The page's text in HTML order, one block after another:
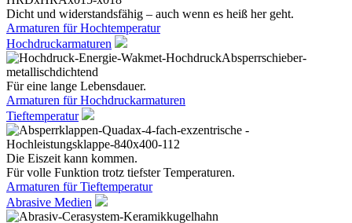
Dicht und widerstandsfähig – auch wenn es heiß her geht.
Armaturen für Hochtemperatur
Hochdruckarmaturen
Für eine lange Lebensdauer.
Armaturen für Hochdruckarmaturen
Tieftemperatur
Die Eiszeit kann kommen.
Für volle Funktion trotz tiefster Temperaturen.
Armaturen für Tieftemperatur
Abrasive Medien